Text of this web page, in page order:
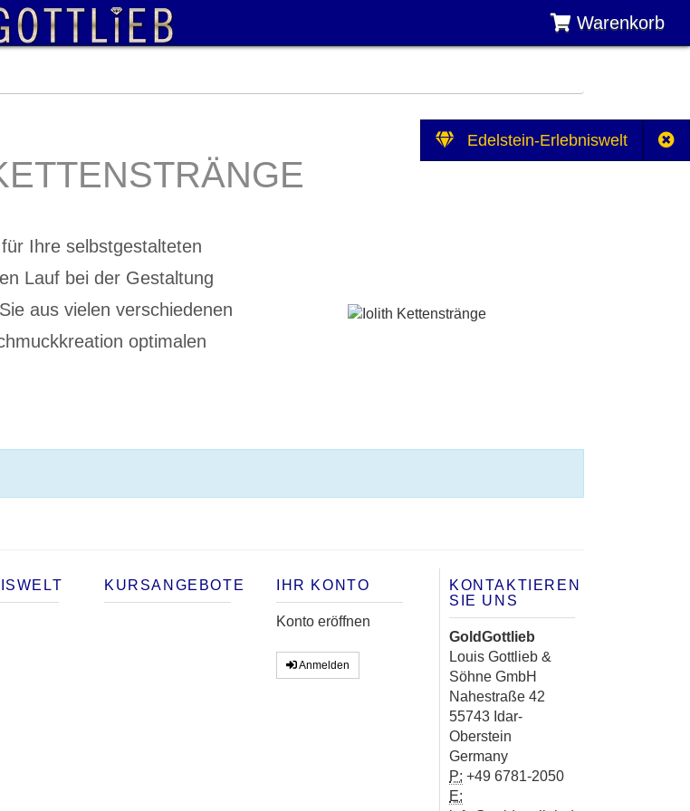
Edelstein-Erlebniswelt
Warenkorb
Ihre selbstgestalteten
Lauf bei der Gestaltung
aus vielen verschiedenen
optimalen
KURSANGEBOTE IHR KONTO
Konto eröffnen
Anmelden
KONTAKTIEREN
SIE UNS
GoldGottlieb
Louis Gottlieb &
Söhne GmbH
Nahestraße 42
55743 Idar-
Oberstein
Germany
P: +49 6781-2050
E: